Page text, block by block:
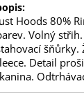
Hoods 80%
Volný
šňůrky.
Detail